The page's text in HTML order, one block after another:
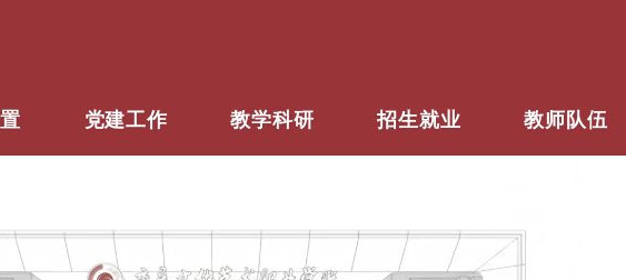
党建工作 教学科研 招生就业 教师队伍